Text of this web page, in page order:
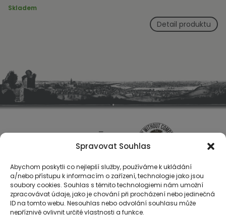
Spravovat Souhlas
Abychom poskytli co nejlepší služby, používáme k ukládání
a/nebo přístupu k informacím o zařízení, technologie jako jsou
soubory cookies. Souhlas s těmito technologiemi nám umožní
zpracovávat údaje, jako je chování při procházení nebo jedinečná
ID na tomto webu. Nesouhlas nebo odvolání souhlasu může
nepříznivě ovlivnit určité vlastnosti a funkce.
Skladem
Detail produktu
O nás